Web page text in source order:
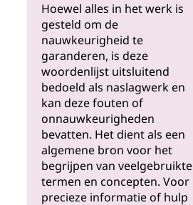
Hoewel alles in het werk is
gesteld om de
nauwkeurigheid te
garanderen, is deze
woordenlijst uitsluitend
bedoeld als naslagwerk en
kan deze fouten of
onnauwkeurigheden
bevatten. Het dient als een
algemene bron voor het
begrijpen van veelgebruikte
termen en concepten. Voor
precieze informatie of hulp